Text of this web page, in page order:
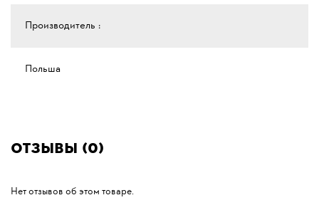
Производитель :
Польша
Отзывы (0)
Нет отзывов об этом товаре.